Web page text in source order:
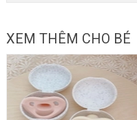
XEM THÊM CHO BÉ